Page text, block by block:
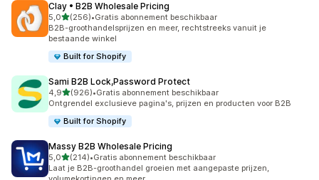
Clay • B2B Wholesale Pricing
5,0van 5 sterren
(256)
256 recensies in totaal
•Gratis abonnement beschikbaar
B2B-groothandelsprijzen en meer, rechtstreeks vanuit je
bestaande winkel
Built for Shopify
Sami B2B Lock,Password Protect
4,9van 5 sterren
(926)
926 recensies in totaal
•Gratis abonnement beschikbaar
Ontgrendel exclusieve pagina's, prijzen en producten voor B2B
Built for Shopify
Massy B2B Wholesale Pricing
5,0van 5 sterren
(214)
214 recensies in totaal
•Gratis abonnement beschikbaar
Laat je B2B-groothandel groeien met aangepaste prijzen,